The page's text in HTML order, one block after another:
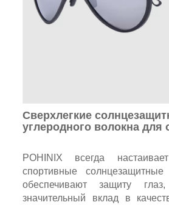
Сверхлегкие
углеродного волокна для
POHINIX всегда
спортивные
обеспечивают защиту
значительный вклад в